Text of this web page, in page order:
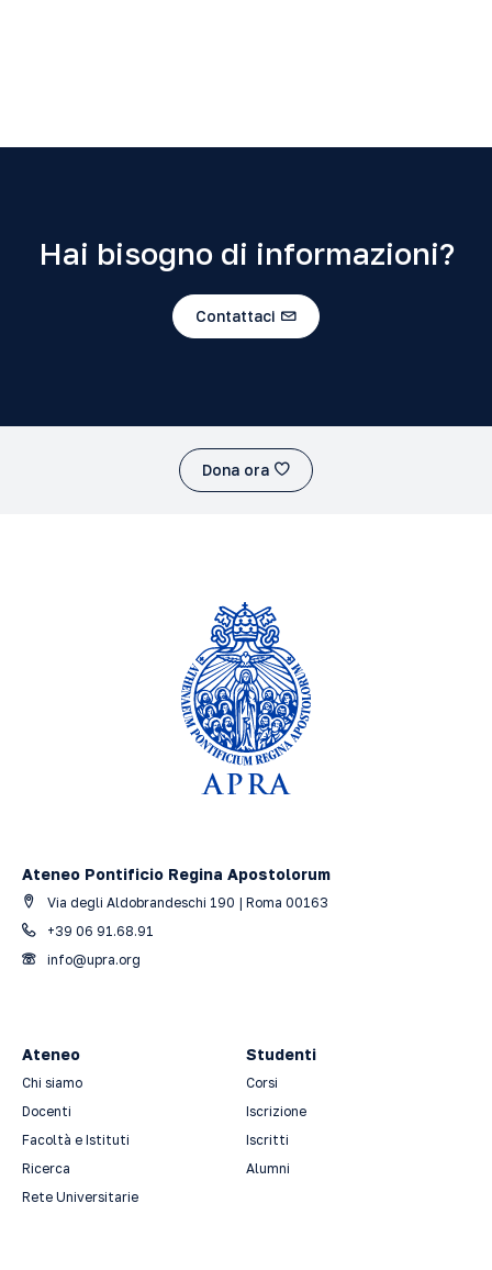
Hai bisogno di informazioni?
Contattaci
Dona ora
Ateneo Pontificio Regina Apostolorum
Via degli Aldobrandeschi 190 | Roma 00163
+39 06 91.68.91
info@upra.org
Ateneo
Chi siamo
Docenti
Facoltà e Istituti
Ricerca
Rete Universitarie
Studenti
Corsi
Iscrizione
Iscritti
Alumni